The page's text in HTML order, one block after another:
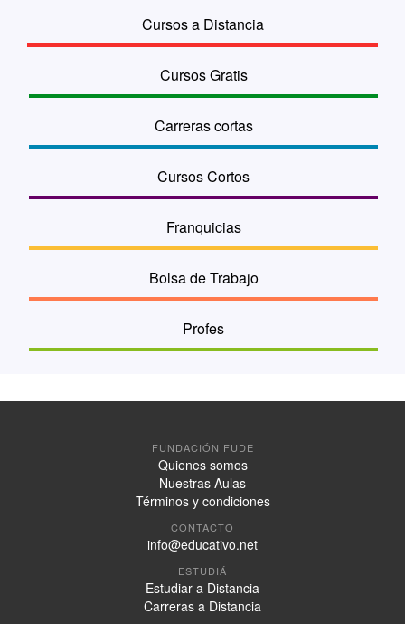
Cursos a Distancia
Cursos Gratis
Carreras cortas
Cursos Cortos
Franquicias
Bolsa de Trabajo
Profes
FUNDACIÓN FUDE
Quienes somos
Nuestras Aulas
Términos y condiciones
CONTACTO
info@educativo.net
ESTUDIÁ
Estudiar a Distancia
Carreras a Distancia